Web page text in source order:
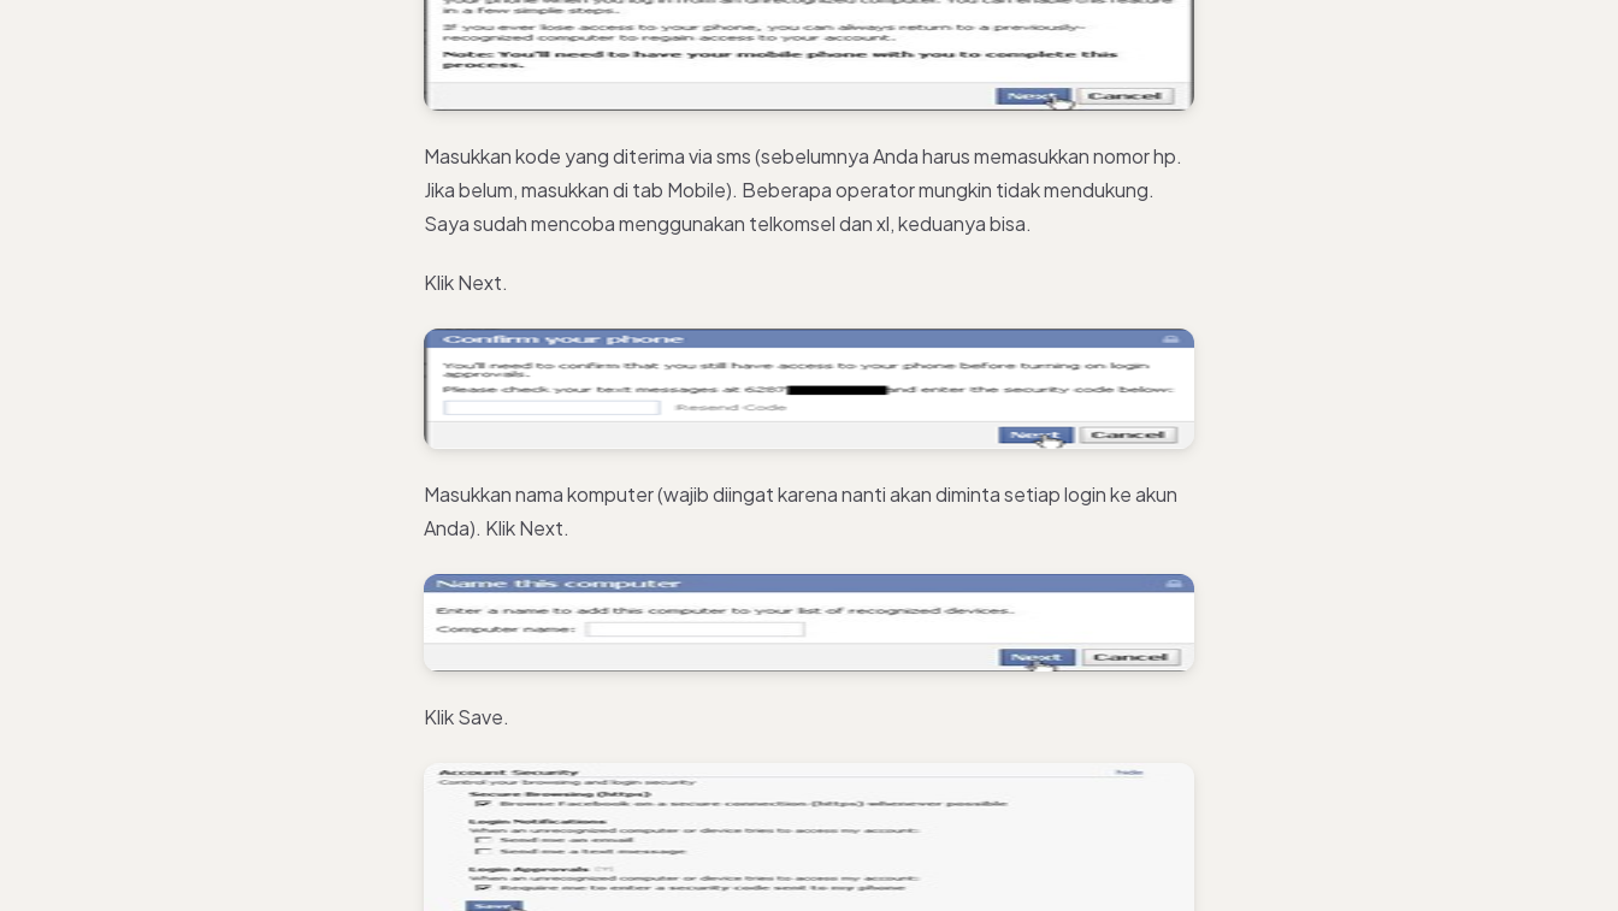
Masukkan kode yang diterima via sms (sebelumnya Anda harus memasukkan nomor hp.
Jika belum, masukkan di tab Mobile). Beberapa operator mungkin tidak mendukung.
Saya sudah mencoba menggunakan telkomsel dan xl, keduanya bisa.
Klik Next.
Masukkan nama komputer (wajib diingat karena nanti akan diminta setiap login ke akun
Anda). Klik Next.
Klik Save.